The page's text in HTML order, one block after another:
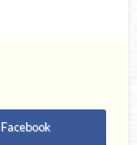
Facebook